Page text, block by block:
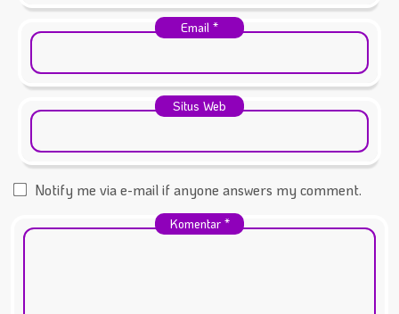
Email *
Situs Web
Notify me via e-mail if anyone answers my comment.
Komentar *